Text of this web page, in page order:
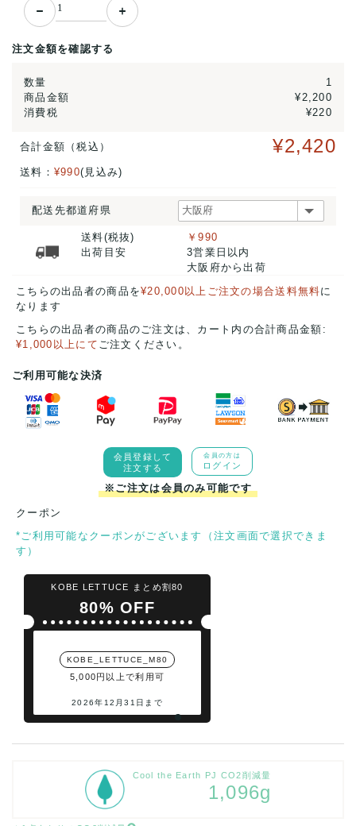
注文金額を確認する
数量
1
商品金額
¥2,200
消費税
¥220
合計金額（税込） ¥2,420
送料： ¥990(見込み)
配送先都道府県
送料(税抜)
出荷目安
￥990
3営業日以内
大阪府から出荷
こちらの出品者の商品を¥20,000以上ご注文の場合送料無料に
なります
こちらの出品者の商品のご注文は、カート内の合計商品金額:
¥1,000以上にて ご注文ください。
ご利用可能な決済
会員登録して
注文する
会員の方は
ログイン
※ご注文は会員のみ可能です
クーポン
*ご利用可能なクーポンがございます（注文画面で選択できま
す）
KOBE LETTUCE まとめ割80
80% OFF
KOBE_LETTUCE_M80
5,000円以上で利用可
2026年12月31日まで
Cool the Earth PJ CO2削減量
1,096g